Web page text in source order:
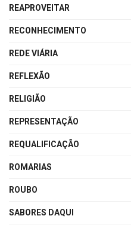
REAPROVEITAR
RECONHECIMENTO
REDE VIÁRIA
REFLEXÃO
RELIGIÃO
REPRESENTAÇÃO
REQUALIFICAÇÃO
ROMARIAS
ROUBO
SABORES DAQUI